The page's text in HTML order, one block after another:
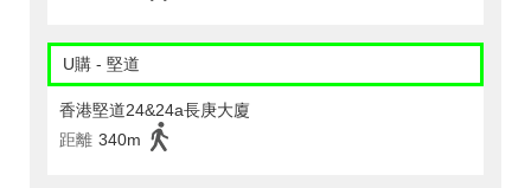
U購 - 堅道
香港堅道24&24a長庚大廈
距離 340m